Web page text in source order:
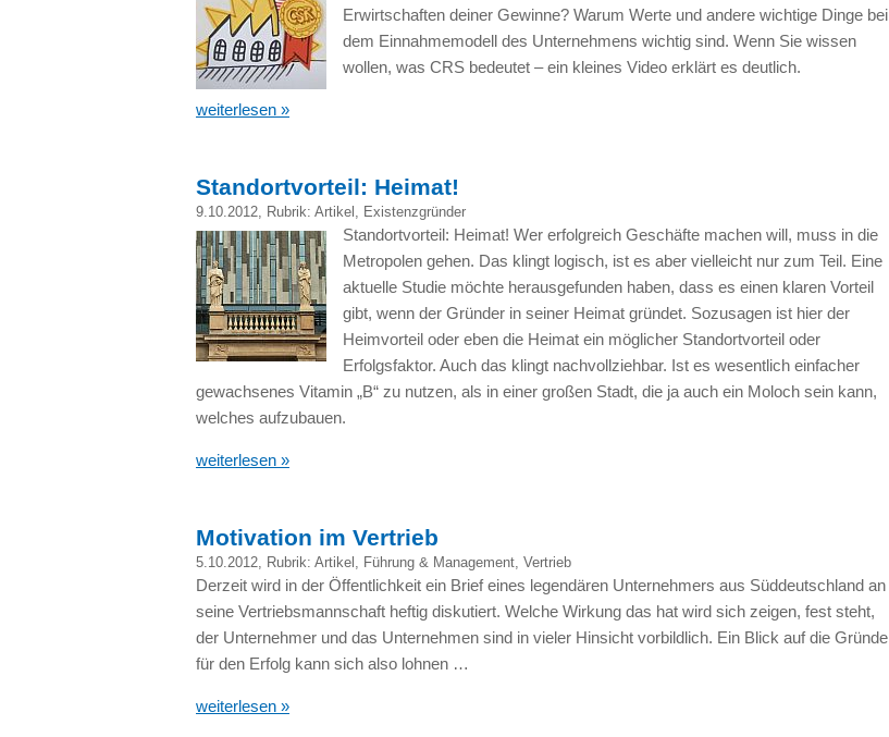
Erwirtschaften deiner Gewinne? Warum Werte und andere wichtige Dinge bei
dem Einnahmemodell des Unternehmens wichtig sind. Wenn Sie wissen
wollen, was CRS bedeutet – ein kleines Video erklärt es deutlich.
weiterlesen »
Standortvorteil: Heimat!
9.10.2012, Rubrik: Artikel , Existenzgründer
Standortvorteil: Heimat! Wer erfolgreich Geschäfte machen will, muss in die
Metropolen gehen. Das klingt logisch, ist es aber vielleicht nur zum Teil. Eine
aktuelle Studie möchte herausgefunden haben, dass es einen klaren Vorteil
gibt, wenn der Gründer in seiner Heimat gründet. Sozusagen ist hier der
Heimvorteil oder eben die Heimat ein möglicher Standortvorteil oder
Erfolgsfaktor. Auch das klingt nachvollziehbar. Ist es wesentlich einfacher
gewachsenes Vitamin „B“ zu nutzen, als in einer großen Stadt, die ja auch ein Moloch sein kann,
welches aufzubauen.
weiterlesen »
Motivation im Vertrieb
5.10.2012 , Rubrik: Artikel Führung & Management Vertrieb
Derzeit wird in der Öffentlichkeit ein Brief eines legendären Unternehmers aus Süddeutschland an
seine Vertriebsmannschaft heftig diskutiert. Welche Wirkung das hat wird sich zeigen, fest steht,
der Unternehmer und das Unternehmen sind in vieler Hinsicht vorbildlich. Ein Blick auf die Gründe
für den Erfolg kann sich also lohnen …
weiterlesen »